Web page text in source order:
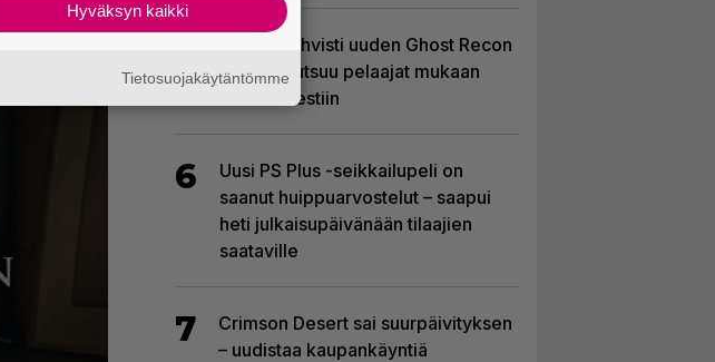
Ubisoft vahvisti uuden Ghost Recon
-pelin – kutsuu pelaajat mukaan
ennakkotestiin
6
Uusi PS Plus -seikkailupeli on
saanut huippuarvostelut – saapui
heti julkaisupäivänään tilaajien
saataville
7
Crimson Desert sai suurpäivityksen
– uudistaa kaupankäyntiä
Hyväksyn kaikki
Tietosuojakäytäntömme